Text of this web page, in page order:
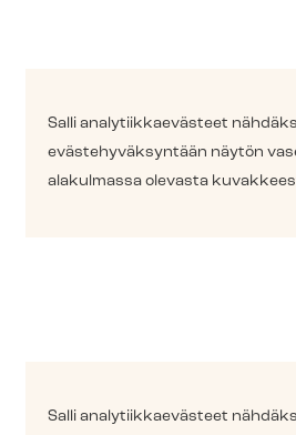
Salli ana­ly­tiik­kae­väs­teet
eväs­te­hy­väk­syn­tään näytön
alakulmassa olevasta
Salli ana­ly­tiik­kae­väs­teet